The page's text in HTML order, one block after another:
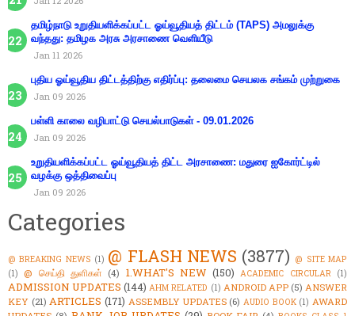
தமிழ்நாடு உறுதியளிக்கப்பட்ட ஓய்வூதியத் திட்டம் (TAPS) அமலுக்கு
வந்தது: தமிழக அரசு அரசாணை வெளியீடு
Jan 11 2026
புதிய ஓய்வூதிய திட்டத்திற்கு எதிர்ப்பு: தலைமை செயலக சங்கம் முற்றுகை
Jan 09 2026
பள்ளி காலை வழிபாட்டு செயல்பாடுகள் - 09.01.2026
Jan 09 2026
உறுதியளிக்கப்பட்ட ஓய்வூதியத் திட்ட அரசாணை: மதுரை ஐகோர்ட்டில்
வழக்கு ஒத்திவைப்பு
Jan 09 2026
Categories
@ BREAKING NEWS (1) @ FLASH NEWS (3877) @ SITE MAP
(1) @ செய்தி துளிகள் (4) 1.WHAT'S NEW (150) ACADEMIC CIRCULAR (1)
ADMISSION UPDATES (144) AHM RELATED (1) ANDROID APP (5) ANSWER
KEY (21) ARTICLES (171) ASSEMBLY UPDATES (6) AUDIO BOOK (1) AWARD